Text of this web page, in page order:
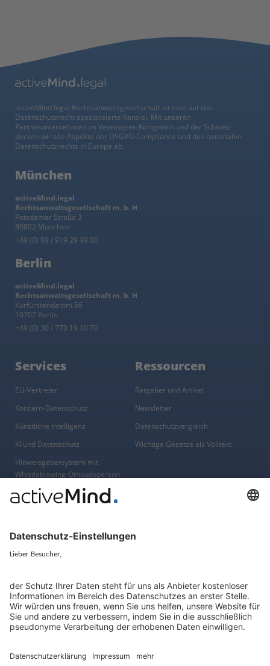
activeMind.legal Rechtsanwaltsgesellschaft ist eine auf das
Datenschutzrecht spezialisierte Kanzlei. Mit unseren
Partnerunternehmen im Vereinigten Königreich und der Schweiz
decken wir alle Aspekte der DSGVO-Compliance und des nationalen
Datenschutzrechts in Europa ab.
München
activeMind.legal
Rechtsanwaltsgesellschaft m. b. H
Potsdamer Straße 3
80802 München
+49 (0) 89 / 919 29 49 00
Berlin
activeMind.legal
Rechtsanwaltsgesellschaft m. b. H
Kurfürstendamm 56
10707 Berlin
+49 (0) 30 / 770 19 10 70
Services
EU-Vertreter
Konzern-Datenschutz
Künstliche Intelligenz
KI und Datenschutz
Hinweisgebersystem mit
Whistleblowing-Ombudsperson
Ressourcen
Ratgeber und Artikel
Newsletter
Datenschutzvergleich
Wichtige Gesetze als Volltext
Über
Presse, Medien & Events
Datenschutzhinweise
Impressum
Compliance-Portal
Online-Schulungs-Portal
Karriereportal